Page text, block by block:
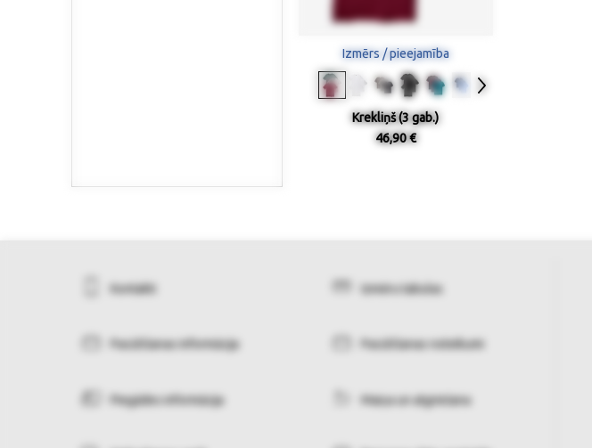
Izmērs / pieejamība
Krekliņš (3 gab.)
46,90 €
Kontakti Izmēru tabulas
Pasūtīšanas informācija Pasūtīšanas noteikumi
Piegādes informācija Maiņa un atgriešana